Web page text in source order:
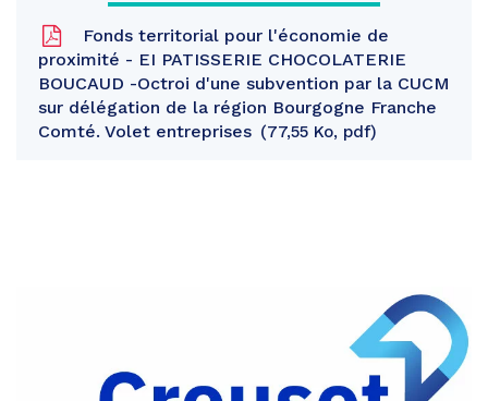
Fonds territorial pour l'économie de
proximité - EI PATISSERIE CHOCOLATERIE
BOUCAUD -Octroi d'une subvention par la CUCM
sur délégation de la région Bourgogne Franche
Comté. Volet entreprises
77,55 Ko, pdf
Facebook
Partager